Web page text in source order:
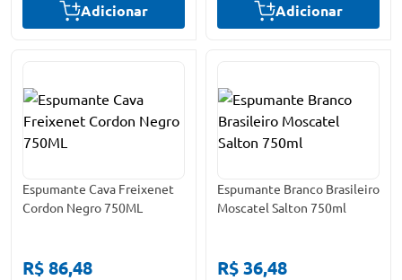
Adicionar Adicionar
Espumante Cava Freixenet
Cordon Negro 750ML
R$ 86,48
Espumante Branco Brasileiro
Moscatel Salton 750ml
R$ 36,48